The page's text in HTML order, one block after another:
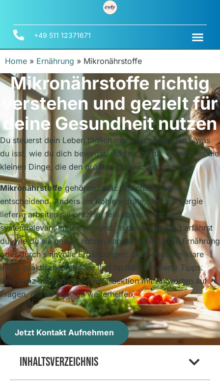
+49 511 12371671
Home » Ernährung » Mikronährstoffe
Mikronährstoffe richtig
verstehen und gezielt für
deine Gesundheit nutzen
Du steuerst dein Leben täglich mit Entscheidungen – was
du isst, wie du dich bewegst, was dir guttut. Oft sind es die
kleinen Dinge, die den größten Unterschied machen.
Mikronährstoffegehören dazu: unsichtbar, aber
entscheidend. Anders als Kohlehydrate, die dir Energie
liefern, arbeiten sie präzise, fein abgestimmt und
systemrelevant im Hintergrund. In diesem Beitrag erfährst
du, wie du sie gezielt nutzen kannst, ob über die Ernährung
oder durch sinnvolle Ergänzungen. Dich erwarten klare
Infos, praktische Tabellen und fachlich fundierte Tipps.
Und ganz am Ende: eine FAQ-Sektion mit Antworten auf
Fragen, die dir wirklich weiterhelfen.
Jetzt Kontakt Aufnehmen
Inhaltsverzeichnis